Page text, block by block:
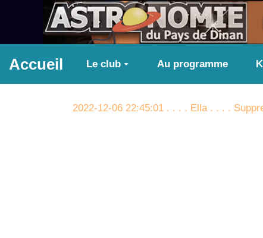
Aller au contenu principal
Accueil Le club Au programme
2022-12-06 22:45:01 . . . . Ella . . . .